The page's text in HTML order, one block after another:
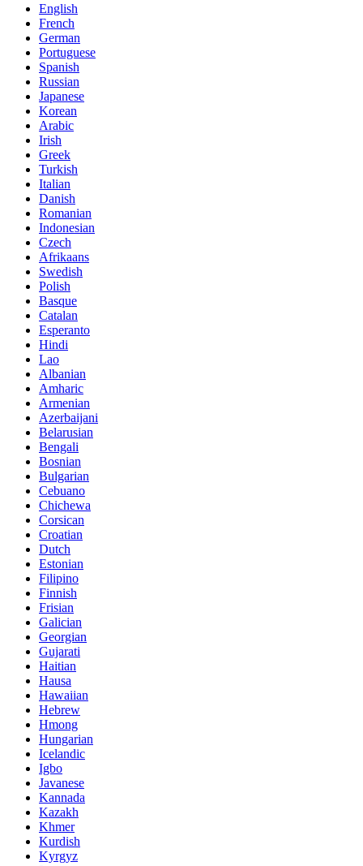
English
French
German
Portuguese
Spanish
Russian
Japanese
Korean
Arabic
Irish
Greek
Turkish
Italian
Danish
Romanian
Indonesian
Czech
Afrikaans
Swedish
Polish
Basque
Catalan
Esperanto
Hindi
Lao
Albanian
Amharic
Armenian
Azerbaijani
Belarusian
Bengali
Bosnian
Bulgarian
Cebuano
Chichewa
Corsican
Croatian
Dutch
Estonian
Filipino
Finnish
Frisian
Galician
Georgian
Gujarati
Haitian
Hausa
Hawaiian
Hebrew
Hmong
Hungarian
Icelandic
Igbo
Javanese
Kannada
Kazakh
Khmer
Kurdish
Kyrgyz